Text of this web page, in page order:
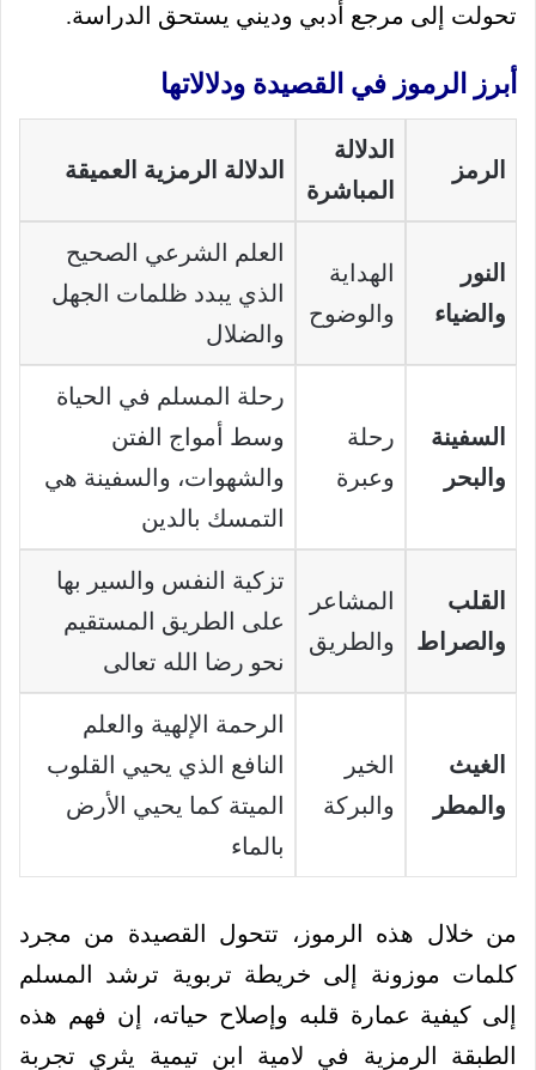
تحولت إلى مرجع أدبي وديني يستحق الدراسة.
أبرز الرموز في القصيدة ودلالاتها
الرمز
الدلالة
المباشرة
الدلالة الرمزية العميقة
النور
والضياء
الهداية
والوضوح
العلم الشرعي الصحيح
الذي يبدد ظلمات الجهل
والضلال
السفينة
والبحر
رحلة
وعبرة
رحلة المسلم في الحياة
وسط أمواج الفتن
والشهوات، والسفينة هي
التمسك بالدين
القلب
والصراط
المشاعر
والطريق
تزكية النفس والسير بها
على الطريق المستقيم
نحو رضا الله تعالى
الغيث
والمطر
الخير
والبركة
الرحمة الإلهية والعلم
النافع الذي يحيي القلوب
الميتة كما يحيي الأرض
بالماء
من خلال هذه الرموز، تتحول القصيدة من مجرد
كلمات موزونة إلى خريطة تربوية ترشد المسلم
إلى كيفية عمارة قلبه وإصلاح حياته، إن فهم هذه
الطبقة الرمزية في لامية ابن تيمية يثري تجربة